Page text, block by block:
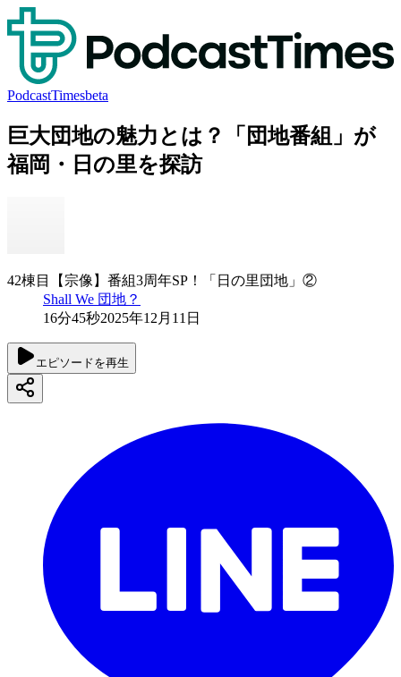
PodcastTimesbeta
巨大団地の魅力とは？「団地番組」が
福岡・日の里を探訪
42棟目【宗像】番組3周年SP！「日の里団地」②
Shall We 団地？
16分45秒2025年12月11日
エピソードを再生